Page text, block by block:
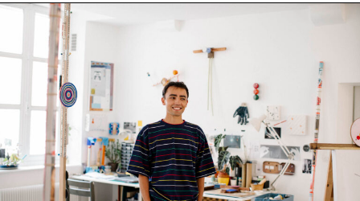
PROGRAMMATION
MAGAZINE
ESPACES DE PRATIQUE ARTISTIQUE ↓
Recherche
Connexion